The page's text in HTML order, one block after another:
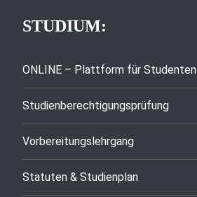
STUDIUM:
ONLINE – Plattform für Studenten
Studienberechtigungsprüfung
Vorbereitungslehrgang
Statuten & Studienplan